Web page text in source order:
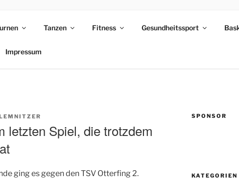
Tanzen Fitness Gesundheitssport
Impressum
letzten Spiel, die trotzdem
ging es gegen den TSV Otterfing 2.
SPONSOR
KATEGORIEN